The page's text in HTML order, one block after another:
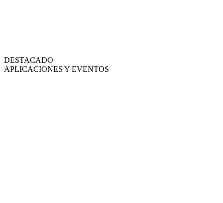
DESTACADO
APLICACIONES Y EVENTOS